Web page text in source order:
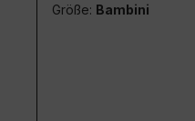
Größe: Bambini